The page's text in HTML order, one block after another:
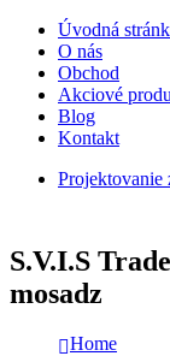
Úvodná
O nás
Obchod
Akciové
Blog
Kontakt
Projektovanie
S.V.I.S
mosadz
Home